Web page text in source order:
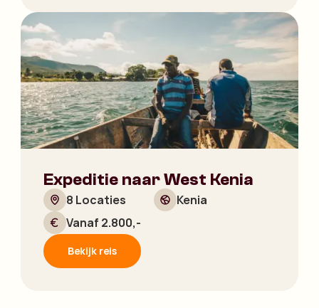
Expeditie naar West Kenia
8 Locaties
Kenia
Vanaf 2.800,-
Bekijk reis